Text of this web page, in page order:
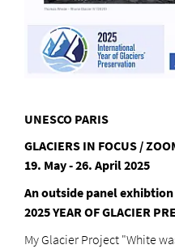
UNESCO PARIS
GLACIERS IN FOCUS /
19. May - 26. April 2025
An outside panel exhibtion
2025 YEAR OF GLACIER
My Glacier Project "White